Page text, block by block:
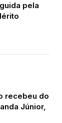
pela
recebeu do
Júnior,